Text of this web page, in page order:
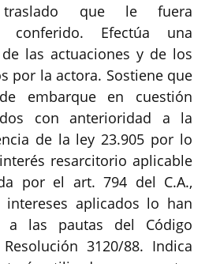
que le fuera
conferido. Efectúa una
las actuaciones y de los
por la actora. Sostiene que
embarque en cuestión
con anterioridad a la
de la ley 23.905 por lo
resarcitorio aplicable
por el art. 794 del C.A.,
aplicados lo han
a las pautas del Código
3120/88. Indica